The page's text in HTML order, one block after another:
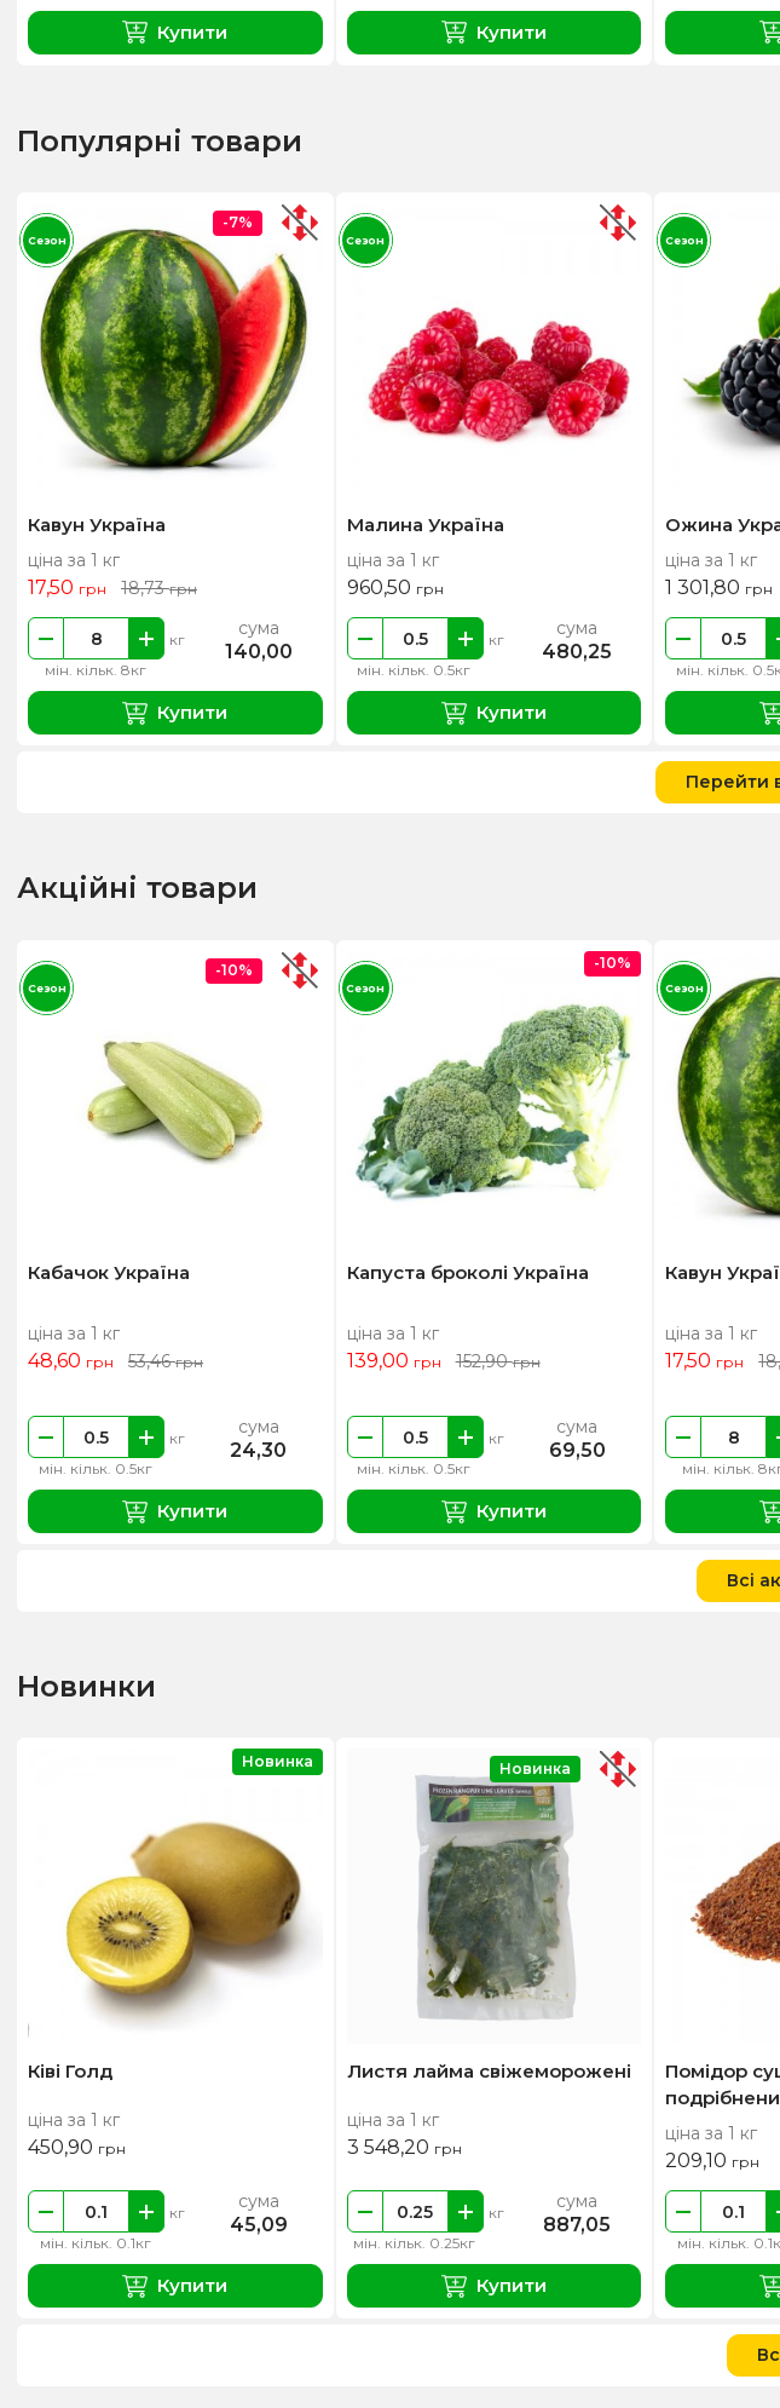
Купити Купити
Популярні товари
Кавун Україна
ціна за 1 кг
17,50 грн 18,73грн
мін. кільк. 8кг
кг сума
140,00
Купити
-7%
Сезон
Малина Україна
ціна за 1 кг
960,50 грн
мін. кільк. 0.5кг
кг сума
480,25
Купити
Сезон
Ожина
ціна за 1 кг
1 301,80 грн
мін. кільк.
Сезон
Перейти
Акційні товари
Кабачок Україна
ціна за 1 кг
48,60 грн 53,46грн
мін. кільк. 0.5кг
кг сума
24,30
Купити
-10%
Сезон
Капуста броколі Україна
ціна за 1 кг
139,00 грн 152,90грн
мін. кільк. 0.5кг
кг сума
69,50
Купити
-10%
Сезон
Кавун
ціна за 1 кг
17,50 грн
мін. кільк.
Сезон
Всі
Новинки
Ківі Голд
ціна за 1 кг
450,90 грн
мін. кільк. 0.1кг
кг сума
45,09
Купити
Новинка
Листя лайма свіжеморожені
ціна за 1 кг
3 548,20 грн
мін. кільк. 0.25кг
кг сума
887,05
Купити
Новинка
Помідор
ціна за 1 кг
209,10 грн
мін. кільк.